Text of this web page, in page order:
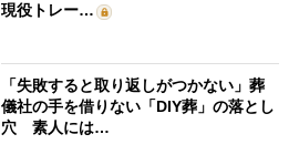
現役トレー…
「失敗すると取り返しがつかない」葬
儀社の手を借りない「DIY葬」の落とし
穴 素人には…